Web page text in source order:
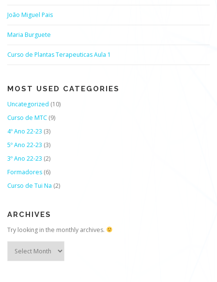
João Miguel Pais
Maria Burguete
Curso de Plantas Terapeuticas Aula 1
MOST USED CATEGORIES
Uncategorized (10)
Curso de MTC (9)
4º Ano 22-23 (3)
5º Ano 22-23 (3)
3º Ano 22-23 (2)
Formadores (6)
Curso de Tui Na (2)
ARCHIVES
Try looking in the monthly archives.